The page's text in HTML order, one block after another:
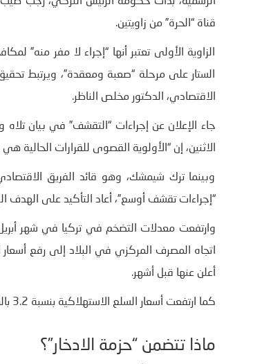
قناة “الحرة” من زاويتين.
الزاوية الأولى تعتبر أنها “إجراء لا مفر منه”
الستار على مرحلة “صعبة ومعقدة”، ويرتبط تحقيق
الاقتصادي، الدكتور مخلص الناظر.
جاء الإعلان عن إجراءات “التقشف” في بيان تلاه
الاثنين، إن “الأولوية القصوى للقرارات
وبينما ترك شيمشك، وهو قائد الفريق الاقتصادي
“إجراءات تقشف أوسع”، أعاد التأكيد على الهدف
أعلن عنها قبل أشهر.
كما ارتفعت أسعار السلع الاستهلاكية بنسبة 3.2 بالمئة بمعدل شهري، على ما أظهرته بيانات “معهد الإحصاء”.
ماذا تتضمن “حزمة الادخار”؟